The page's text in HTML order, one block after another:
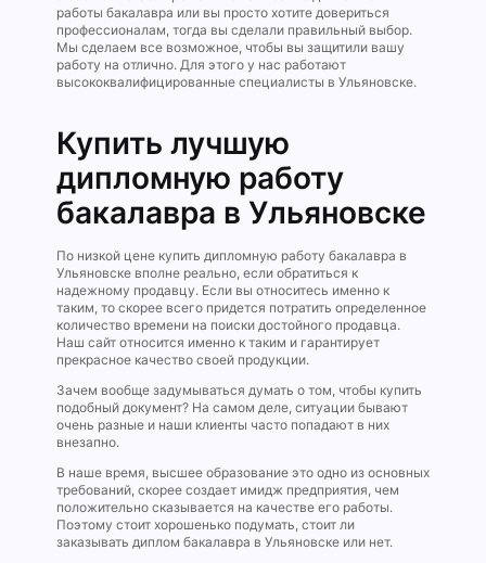
работы бакалавра или вы просто хотите довериться
профессионалам, тогда вы сделали правильный выбор.
Мы сделаем все возможное, чтобы вы защитили вашу
работу на отлично. Для этого у нас работают
высококвалифицированные специалисты в Ульяновске.
Купить лучшую
дипломную работу
бакалавра в Ульяновске
По низкой цене купить дипломную работу бакалавра в
Ульяновске вполне реально, если обратиться к
надежному продавцу. Если вы относитесь именно к
таким, то скорее всего придется потратить определенное
количество времени на поиски достойного продавца.
Наш сайт относится именно к таким и гарантирует
прекрасное качество своей продукции.
Зачем вообще задумываться думать о том, чтобы купить
подобный документ? На самом деле, ситуации бывают
очень разные и наши клиенты часто попадают в них
внезапно.
В наше время, высшее образование это одно из основных
требований, скорее создает имидж предприятия, чем
положительно сказывается на качестве его работы.
Поэтому стоит хорошенько подумать, стоит ли
заказывать диплом бакалавра в Ульяновске или нет.